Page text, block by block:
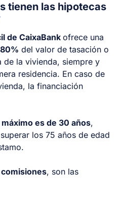
tienen las hipotecas
de CaixaBank ofrece una
del valor de tasación o
la vivienda, siempre y
residencia. En caso de
la financiación
es de 30 años,
los 75 años de edad
comisiones, son las